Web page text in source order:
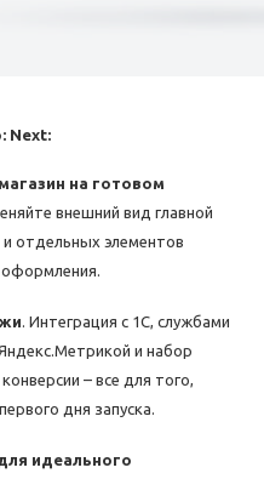
Next:
на готовом
внешний вид главной
отдельных элементов
. Интеграция с 1С, службами
и набор
– все для того,
дня запуска.
идеального